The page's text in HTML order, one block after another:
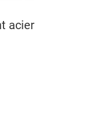
acier